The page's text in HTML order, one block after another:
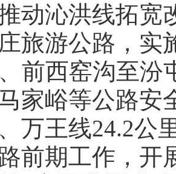
动沁洪线拓
旅游公路，实
前西窑沟至汾
家峪等公路安
万王线24.2公
前期工作，开